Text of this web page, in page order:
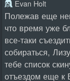
Evan Holt
Полежав еще
что время уже
все-таки
собираться,
тебе список
отъездом еще к